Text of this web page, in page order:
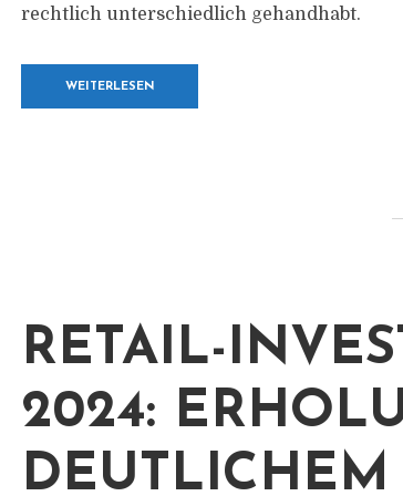
rechtlich unterschiedlich gehandhabt.
WEITERLESEN
RETAIL-
2024:
DEUTLICHEM